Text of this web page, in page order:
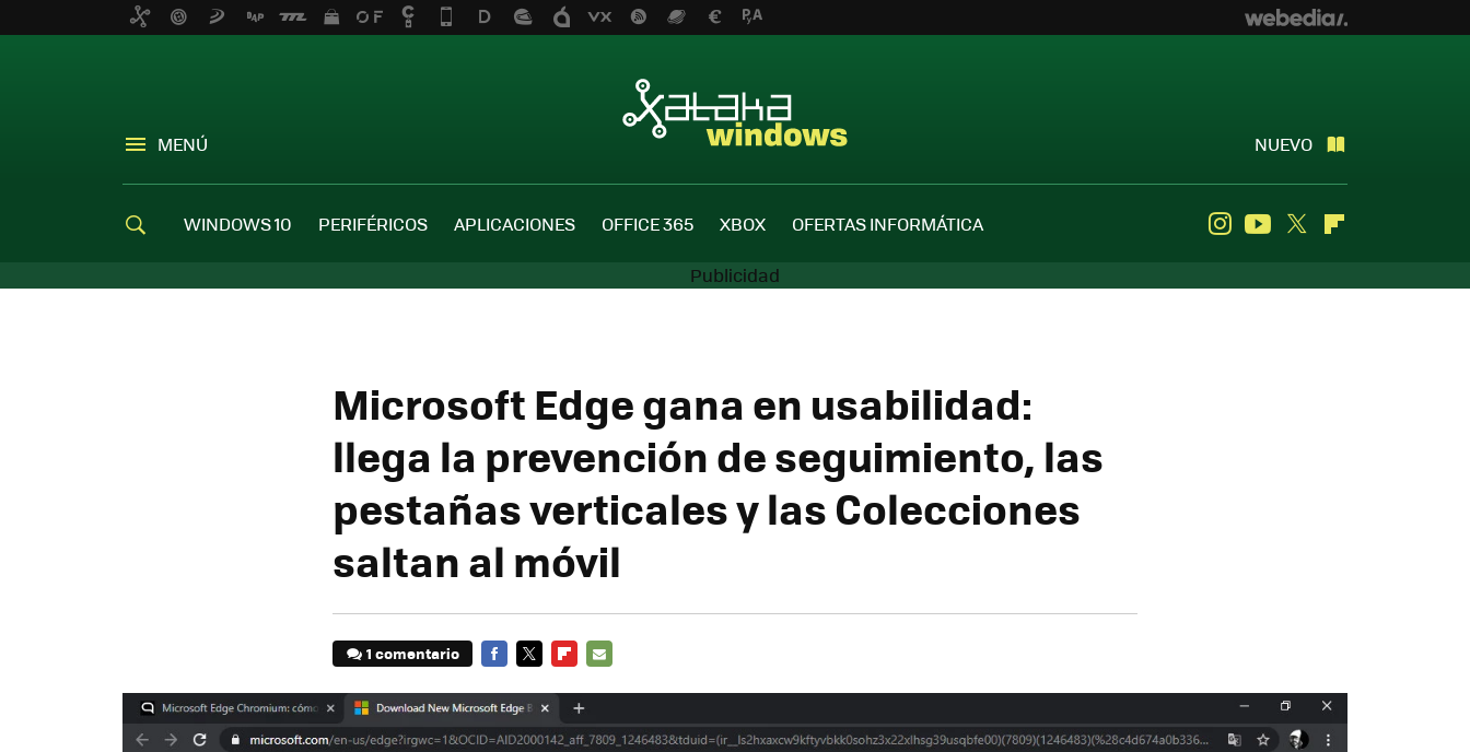
MENÚ NUEVO
WINDOWS 10 PERIFÉRICOS APLICACIONES OFFICE 365 XBOX OFERTAS INFORMÁTICA InstagramYoutube
Twitter
Microsoft Edge gana en usabilidad:
llega la prevención de seguimiento, las
pestañas verticales y las Colecciones
saltan al móvil
1 comentario